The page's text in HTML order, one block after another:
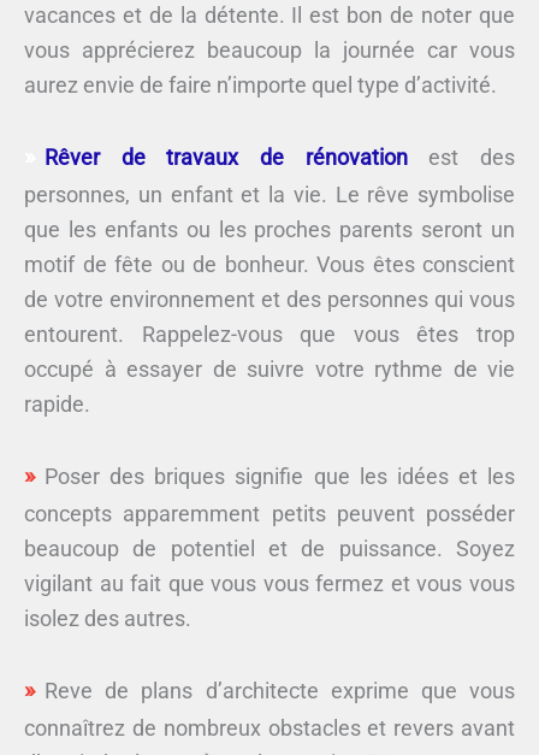
vacances et de la détente. Il est bon de noter que
vous apprécierez beaucoup la journée car vous
aurez envie de faire n’importe quel type d’activité.
Rêver de travaux de rénovationest des
personnes, un enfant et la vie. Le rêve symbolise
que les enfants ou les proches parents seront un
motif de fête ou de bonheur. Vous êtes conscient
de votre environnement et des personnes qui vous
entourent. Rappelez-vous que vous êtes trop
occupé à essayer de suivre votre rythme de vie
rapide.
Poser des briques signifie que les idées et les
concepts apparemment petits peuvent posséder
beaucoup de potentiel et de puissance. Soyez
vigilant au fait que vous vous fermez et vous vous
isolez des autres.
Reve de plans d’architecte exprime que vous
connaîtrez de nombreux obstacles et revers avant